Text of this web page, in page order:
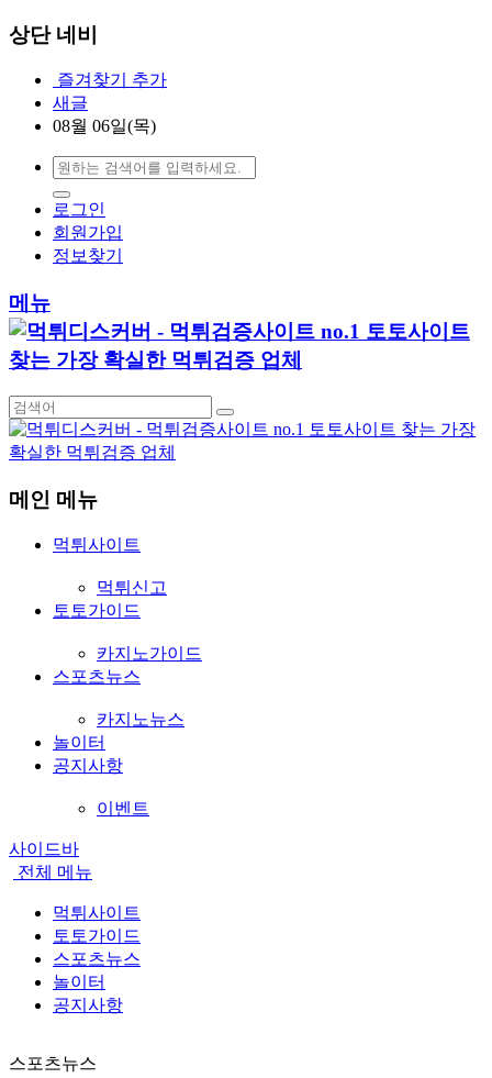
상단 네비
즐겨찾기 추가
새글
08월 06일(목)
로그인
회원가입
정보찾기
메뉴
메인 메뉴
먹튀사이트
먹튀신고
토토가이드
카지노가이드
스포츠뉴스
카지노뉴스
놀이터
공지사항
이벤트
사이드바
전체 메뉴
먹튀사이트
토토가이드
스포츠뉴스
놀이터
공지사항
스포츠뉴스